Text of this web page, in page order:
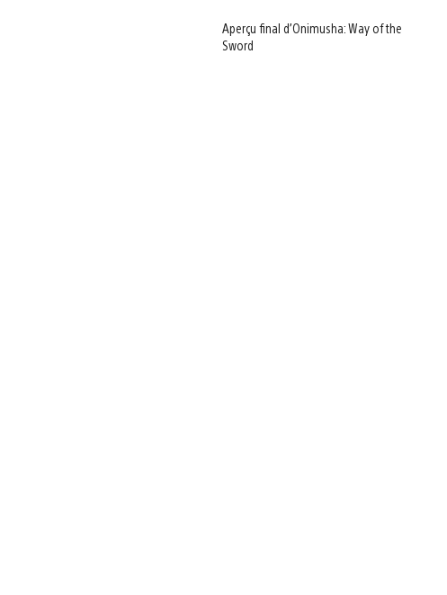
Aperçu final d’Onimusha: Way of the
Sword